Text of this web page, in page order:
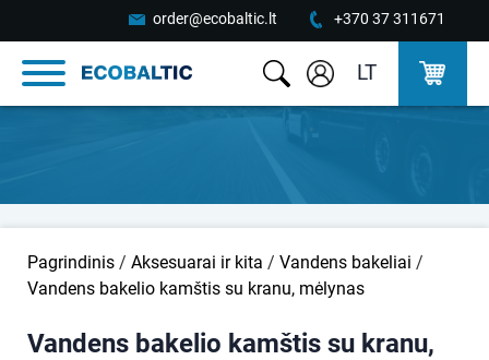
order@ecobaltic.lt +370 37 311671
LT
Pagrindinis / Aksesuarai ir kita / Vandens bakeliai /
Vandens bakelio kamštis su kranu, mėlynas
Vandens bakelio kamštis su kranu,